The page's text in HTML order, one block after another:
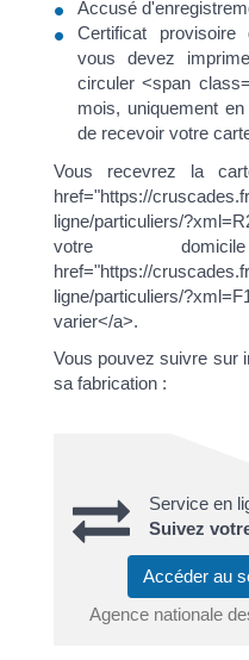
Accusé
Certificat provisoire
vous devez
circuler <span
mois, uniquement
de recevoir votre
Vous recevrez la
href="https://
ligne/particuliers/
votre
href="https://
ligne/particuliers/
varier</a>.
Vous pouvez suivre sur
sa fabrication :
Service en
Suivez
Accéder au
Agence nationale